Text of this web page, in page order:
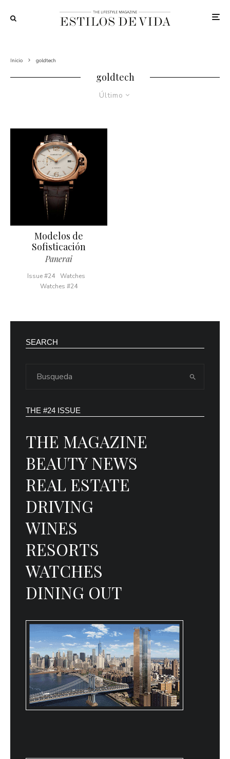
Inicio goldtech
goldtech
Último
Modelos de
Sofisticación
Panerai
Issue #24
Watches
Watches #24
SEARCH
THE #24 ISSUE
THE MAGAZINE
BEAUTY NEWS
REAL ESTATE
DRIVING
WINES
RESORTS
WATCHES
DINING OUT